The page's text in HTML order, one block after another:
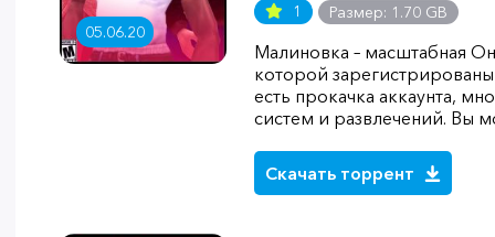
05.06.20
1 Размер: 1.70 GB
Малиновка – масштабная
которой
есть прокачка аккаунта,
систем и развлечений. Вы
Скачать торрент